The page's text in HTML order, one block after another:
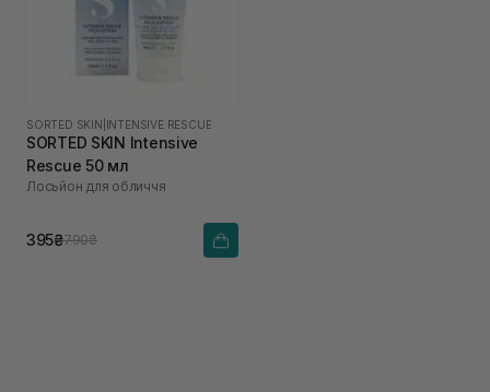
SORTED SKIN INTENSIVE RESCUE
SORTED SKIN Intensive
Rescue 50 мл
Лосьйон для обличчя
395₴790₴